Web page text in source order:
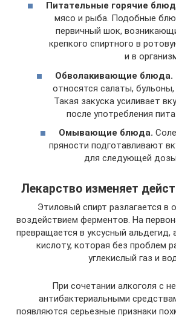
Питательные горячие
мясо и рыба. Подобные
первичный шок,
крепкого спиртного в
и в
Обволакивающие блюда.
относятся салаты, бульоны,
Такая закуска усиливает
после употребления
Омывающие блюда.
пряности подготавливают
для следующей дозы
Лекарство изменяет
Этиловый спирт разлагается в
воздействием ферментов. На
превращается в уксусный альдегид,
кислоту, которая без проблем
углекислый газ и
При сочетании алкоголя с
антибактериальными
появляются серьезные признаки